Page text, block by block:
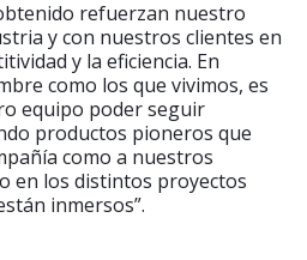
refuerzan nuestro
y con nuestros clientes en
y la eficiencia. En
como los que vivimos, es
equipo poder seguir
productos pioneros que
como a nuestros
en los distintos proyectos
inmersos”.